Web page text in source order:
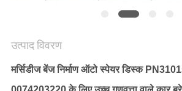
उत्पाद विवरण
मर्सिडीज बेंज निर्माण ऑटो स्पेयर डिस्क